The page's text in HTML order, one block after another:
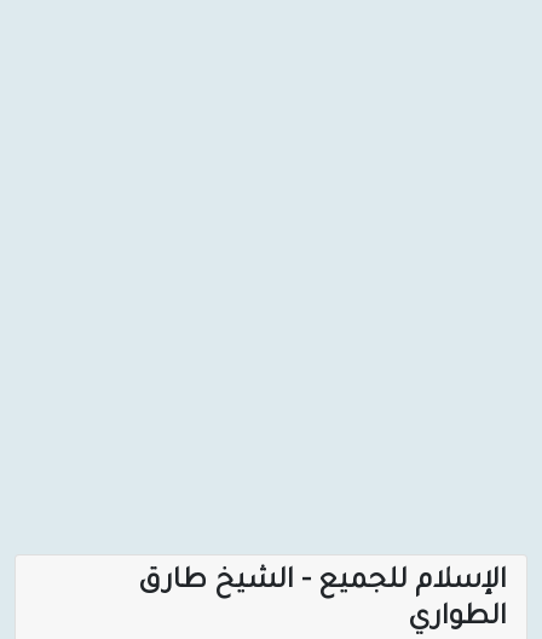
الإسلام للجميع - الشيخ طارق
الطواري